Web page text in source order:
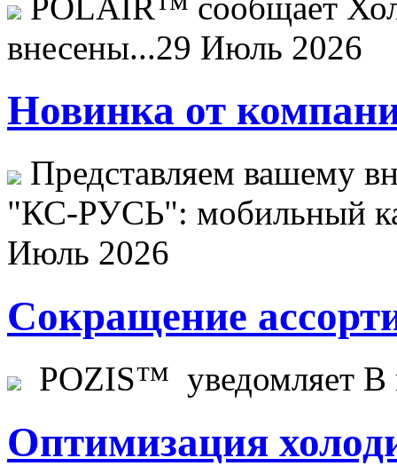
внесены...29 Июль 2026
Новинка от
Представляем вашему
"КС-РУСЬ": мобильный
Июль 2026
Сокращение
POZIS™ уведомляет В
Оптимизация